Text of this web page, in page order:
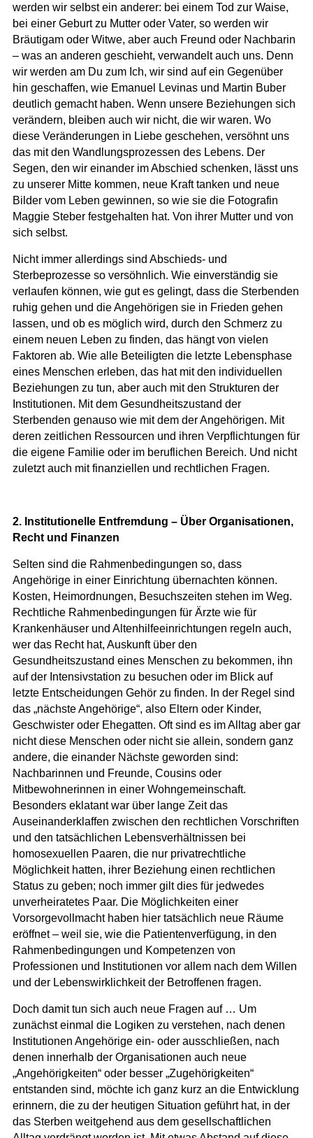
werden wir selbst ein anderer: bei einem Tod zur Waise,
bei einer Geburt zu Mutter oder Vater, so werden wir
Bräutigam oder Witwe, aber auch Freund oder Nachbarin
– was an anderen geschieht, verwandelt auch uns. Denn
wir werden am Du zum Ich, wir sind auf ein Gegenüber
hin geschaffen, wie Emanuel Levinas und Martin Buber
deutlich gemacht haben. Wenn unsere Beziehungen sich
verändern, bleiben auch wir nicht, die wir waren. Wo
diese Veränderungen in Liebe geschehen, versöhnt uns
das mit den Wandlungsprozessen des Lebens. Der
Segen, den wir einander im Abschied schenken, lässt uns
zu unserer Mitte kommen, neue Kraft tanken und neue
Bilder vom Leben gewinnen, so wie sie die Fotografin
Maggie Steber festgehalten hat. Von ihrer Mutter und von
sich selbst.
Nicht immer allerdings sind Abschieds- und
Sterbeprozesse so versöhnlich. Wie einverständig sie
verlaufen können, wie gut es gelingt, dass die Sterbenden
ruhig gehen und die Angehörigen sie in Frieden gehen
lassen, und ob es möglich wird, durch den Schmerz zu
einem neuen Leben zu finden, das hängt von vielen
Faktoren ab. Wie alle Beteiligten die letzte Lebensphase
eines Menschen erleben, das hat mit den individuellen
Beziehungen zu tun, aber auch mit den Strukturen der
Institutionen. Mit dem Gesundheitszustand der
Sterbenden genauso wie mit dem der Angehörigen. Mit
deren zeitlichen Ressourcen und ihren Verpflichtungen für
die eigene Familie oder im beruflichen Bereich. Und nicht
zuletzt auch mit finanziellen und rechtlichen Fragen.
2. Institutionelle Entfremdung – Über Organisationen,
Recht und Finanzen
Selten sind die Rahmenbedingungen so, dass
Angehörige in einer Einrichtung übernachten können.
Kosten, Heimordnungen, Besuchszeiten stehen im Weg.
Rechtliche Rahmenbedingungen für Ärzte wie für
Krankenhäuser und Altenhilfeeinrichtungen regeln auch,
wer das Recht hat, Auskunft über den
Gesundheitszustand eines Menschen zu bekommen, ihn
auf der Intensivstation zu besuchen oder im Blick auf
letzte Entscheidungen Gehör zu finden. In der Regel sind
das „nächste Angehörige“, also Eltern oder Kinder,
Geschwister oder Ehegatten. Oft sind es im Alltag aber gar
nicht diese Menschen oder nicht sie allein, sondern ganz
andere, die einander Nächste geworden sind:
Nachbarinnen und Freunde, Cousins oder
Mitbewohnerinnen in einer Wohngemeinschaft.
Besonders eklatant war über lange Zeit das
Auseinanderklaffen zwischen den rechtlichen Vorschriften
und den tatsächlichen Lebensverhältnissen bei
homosexuellen Paaren, die nur privatrechtliche
Möglichkeit hatten, ihrer Beziehung einen rechtlichen
Status zu geben; noch immer gilt dies für jedwedes
unverheiratetes Paar. Die Möglichkeiten einer
Vorsorgevollmacht haben hier tatsächlich neue Räume
eröffnet – weil sie, wie die Patientenverfügung, in den
Rahmenbedingungen und Kompetenzen von
Professionen und Institutionen vor allem nach dem Willen
und der Lebenswirklichkeit der Betroffenen fragen.
Doch damit tun sich auch neue Fragen auf … Um
zunächst einmal die Logiken zu verstehen, nach denen
Institutionen Angehörige ein- oder ausschließen, nach
denen innerhalb der Organisationen auch neue
„Angehörigkeiten“ oder besser „Zugehörigkeiten“
entstanden sind, möchte ich ganz kurz an die Entwicklung
erinnern, die zu der heutigen Situation geführt hat, in der
das Sterben weitgehend aus dem gesellschaftlichen